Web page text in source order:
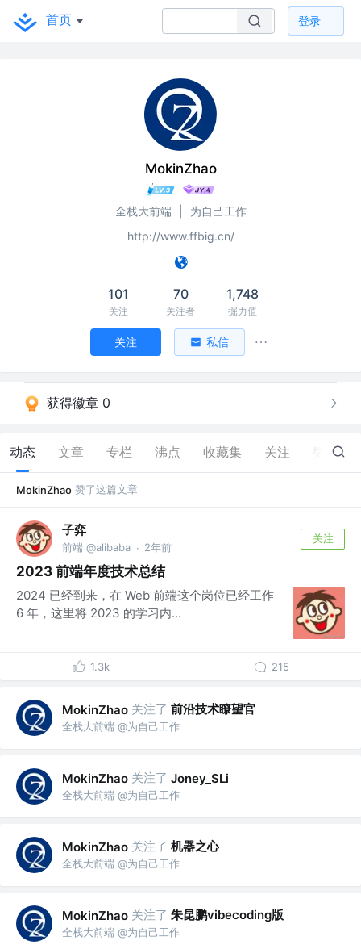
首页 登录
MokinZhao
全栈大前端
为自己工作
http://www.ffbig.cn/
101
关注
70
关注者
1,748
掘力值
关注 私信
获得徽章 0
动态 文章 专栏 沸点 收藏集 关注 22
MokinZhao 赞了这篇文章
子弈
前端 @alibaba · 2年前
关注
2023 前端年度技术总结
2024 已经到来，在 Web 前端这个岗位已经工作
6 年，这里将 2023 的学习内...
1.3k 215
MokinZhao 关注了 前沿技术瞭望官
全栈大前端 @为自己工作
MokinZhao 关注了 Joney_SLi
全栈大前端 @为自己工作
MokinZhao 关注了 机器之心
全栈大前端 @为自己工作
MokinZhao 关注了 朱昆鹏vibecoding版
全栈大前端 @为自己工作